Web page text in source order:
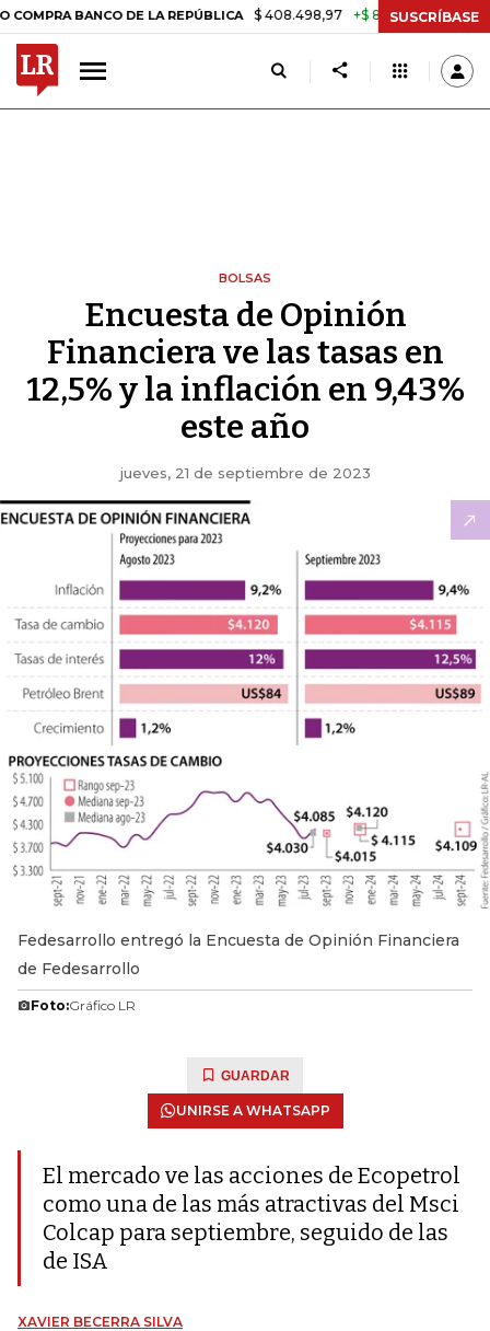
BANCO DE LA REPÚBLICA $ 408.498,97 +$ 8.753,81 +2,19% TASA
SUSCRÍBASE
BOLSAS
Encuesta de Opinión
Financiera ve las tasas en
12,5% y la inflación en 9,43%
este año
jueves, 21 de septiembre de 2023
Fedesarrollo entregó la Encuesta de Opinión Financiera
de Fedesarrollo
Foto:Gráfico LR
GUARDAR
UNIRSE A WHATSAPP
El mercado ve las acciones de Ecopetrol
como una de las más atractivas del Msci
Colcap para septiembre, seguido de las
de ISA
XAVIER BECERRA SILVA